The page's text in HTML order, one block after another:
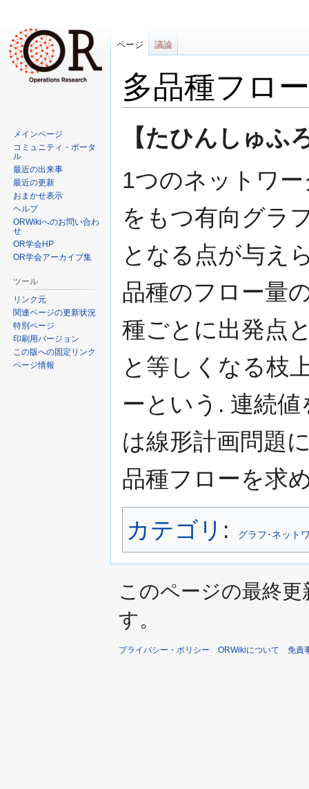
多品種フロー
ー
シ
ン
移
動
移
動
【たひんしゅ
1つのネットワ
をもつ有向グラ
となる点が与え
品種のフロー量
種ごとに出発点
と等しくなる枝
ーという. 連続
は線形計画問題
品種フローを求
カテゴリ : グラフ･ネット
ページ 議論
メインページ
コミュニティ・ポータ
ル
最近の出来事
最近の更新
おまかせ表示
ヘルプ
ORWikiへのお問い合わ
せ
OR学会HP
OR学会アーカイブ集
ツール
リンク元
関連ページの更新状況
特別ページ
印刷用バージョン
この版への固定リンク
ページ情報
このページの最終
す。
プライバシー・ポリシー ORWikiについて 免責